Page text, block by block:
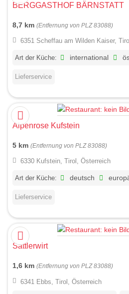
BERGGASTHOF BÄRNSTATT
8,7 km (Entfernung von PLZ 83088)
6351 Scheffau am Wilden Kaiser,
Art der Küche: international
Lieferservice
Alpenrose Kufstein
5 km (Entfernung von PLZ 83088)
6330 Kufstein, Tirol, Österreich
Art der Küche: deutsch
Lieferservice
Sattlerwirt
1,6 km (Entfernung von PLZ 83088)
6341 Ebbs, Tirol, Österreich